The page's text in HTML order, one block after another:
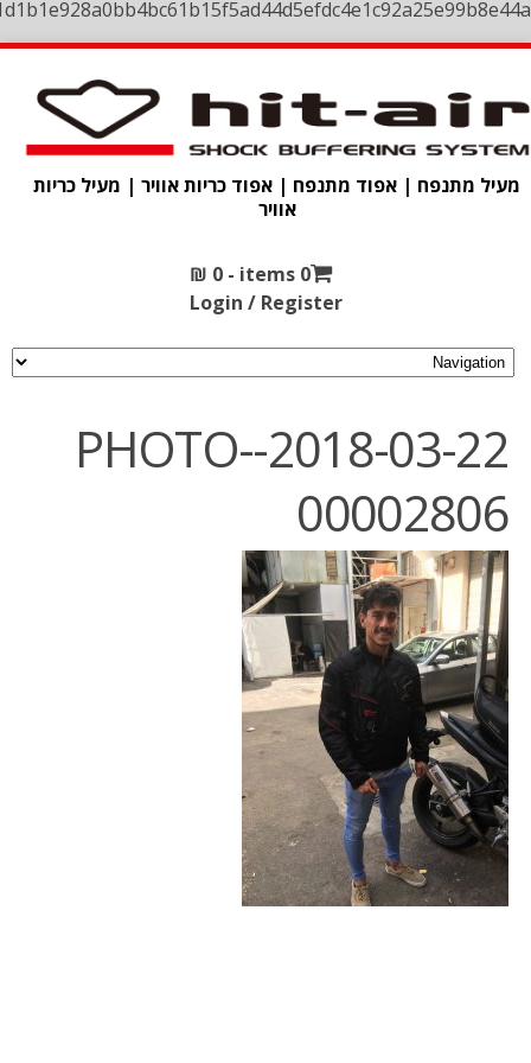
מעיל מתנפח | אפוד מתנפח | אפוד כריות אוויר | מעיל כריות
אוויר
0 items -
₪ 0
Login / Register
2018-03-22-PHOTO-
00002806